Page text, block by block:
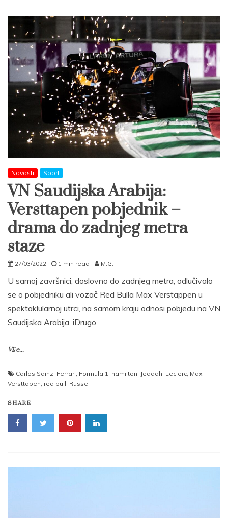
Novosti Sport
VN Saudijska Arabija:
Versttapen pobjednik –
drama do zadnjeg metra
staze
27/03/2022 1 min read M.G.
U samoj završnici, doslovno do zadnjeg metra, odlučivalo
se o pobjedniku ali vozač Red Bulla Max Verstappen u
spektaklularnoj utrci, na samom kraju odnosi pobjedu na VN
Saudijska Arabija. iDrugo
Više...
Carlos Sainz, Ferrari, Formula 1, hamilton, Jeddah, Leclerc, Max
Versttapen, red bull, Russel
SHARE